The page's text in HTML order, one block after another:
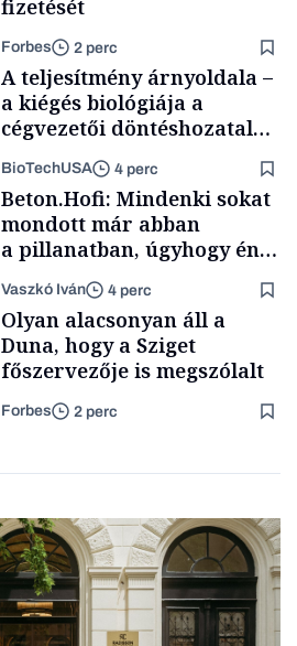
fizetését
Forbes 2 perc
A teljesítmény árnyoldala –
a kiégés biológiája a
cégvezetői döntéshozatal
BioTechUSA 4 perc
Beton.Hofi: Mindenki sokat
mondott már abban
a pillanatban, úgyhogy én
a legsarkosabb
gondolataimat akartam
kimondani
Vaszkó Iván 4 perc
Olyan alacsonyan áll a
Duna, hogy a Sziget
főszervezője is megszólalt
Forbes 2 perc